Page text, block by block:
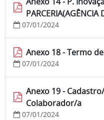
PARCERIA(AGÊNCIA
07/01/2024
Anexo 18 - Termo
07/01/2024
Anexo 19 -
Colaborador/a
07/01/2024